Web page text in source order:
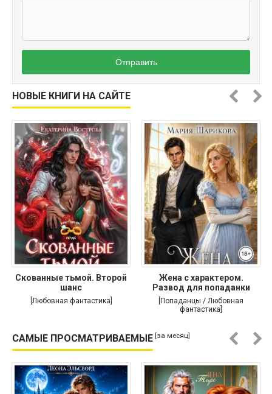
Отправить
НОВЫЕ КНИГИ НА САЙТЕ
Скованные тьмой. Второй
шанс
[Любовная фантастика]
Жена с характером.
Развод для попаданки
[Попаданцы / Любовная
фантастика]
САМЫЕ ПРОСМАТРИВАЕМЫЕ [за месяц]